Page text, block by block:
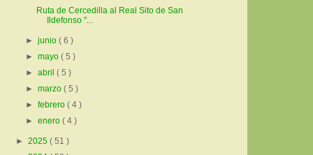
Ruta de Cercedilla al Real Sito de San
Ildefonso "...
►junio( 6 )
►mayo( 5 )
►abril( 5 )
►marzo( 5 )
►febrero( 4 )
►enero( 4 )
► 2025 ( 51 )